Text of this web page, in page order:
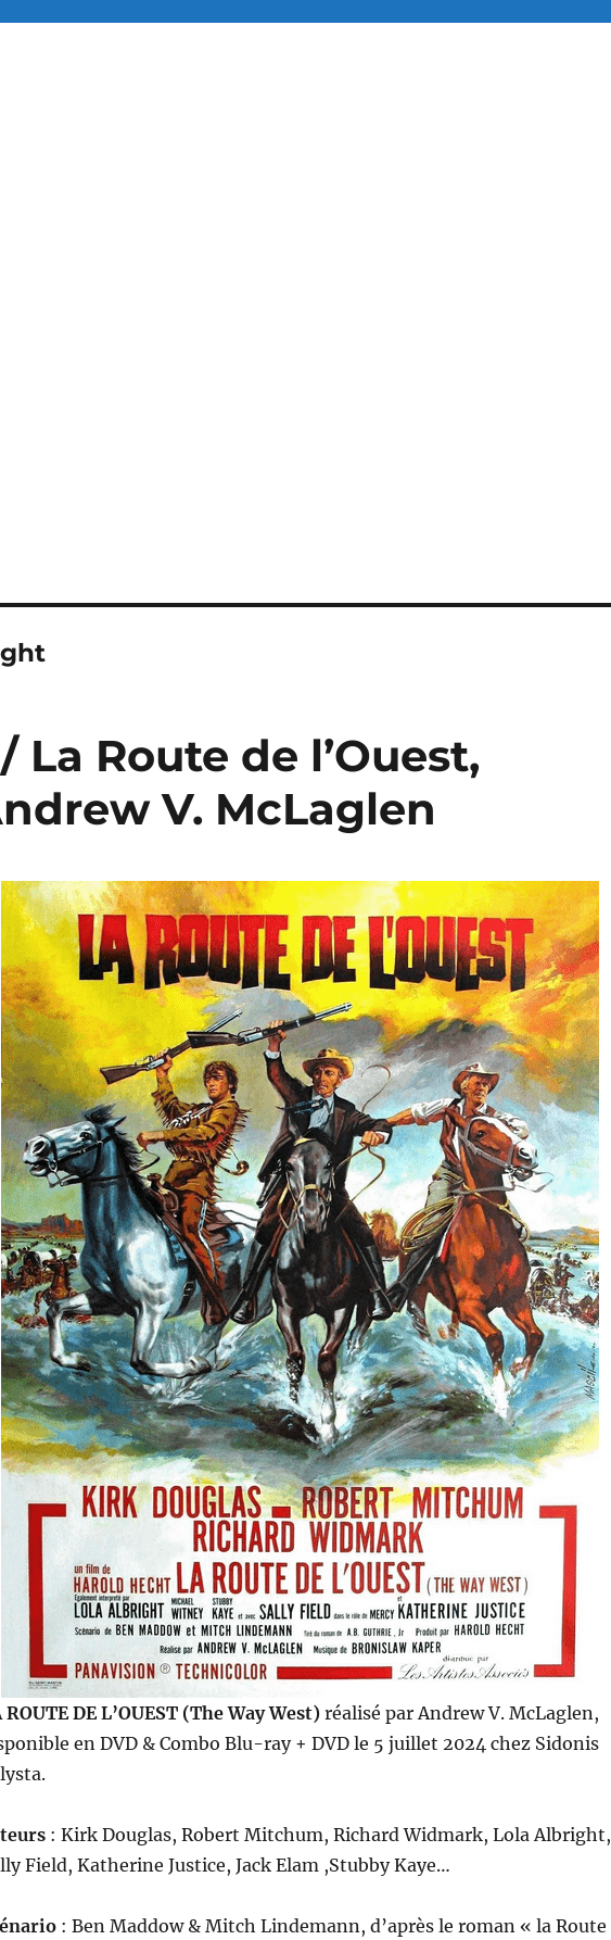
La Route de l’Ouest,
V. McLaglen
ROUTE DE L’OUEST (The Way West) réalisé par Andrew V. McLaglen,
en DVD & Combo Blu-ray + DVD le 5 juillet 2024 chez Sidonis
: Kirk Douglas, Robert Mitchum, Richard Widmark, Lola Albright,
Field, Katherine Justice, Jack Elam ,Stubby Kaye…
: Ben Maddow & Mitch Lindemann, d’après le roman « la Route